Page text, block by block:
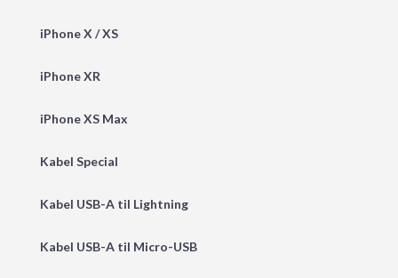
iPhone X / XS
iPhone XR
iPhone XS Max
Kabel Special
Kabel USB-A til Lightning
Kabel USB-A til Micro-USB